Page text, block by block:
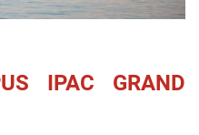
IPAC GRAND